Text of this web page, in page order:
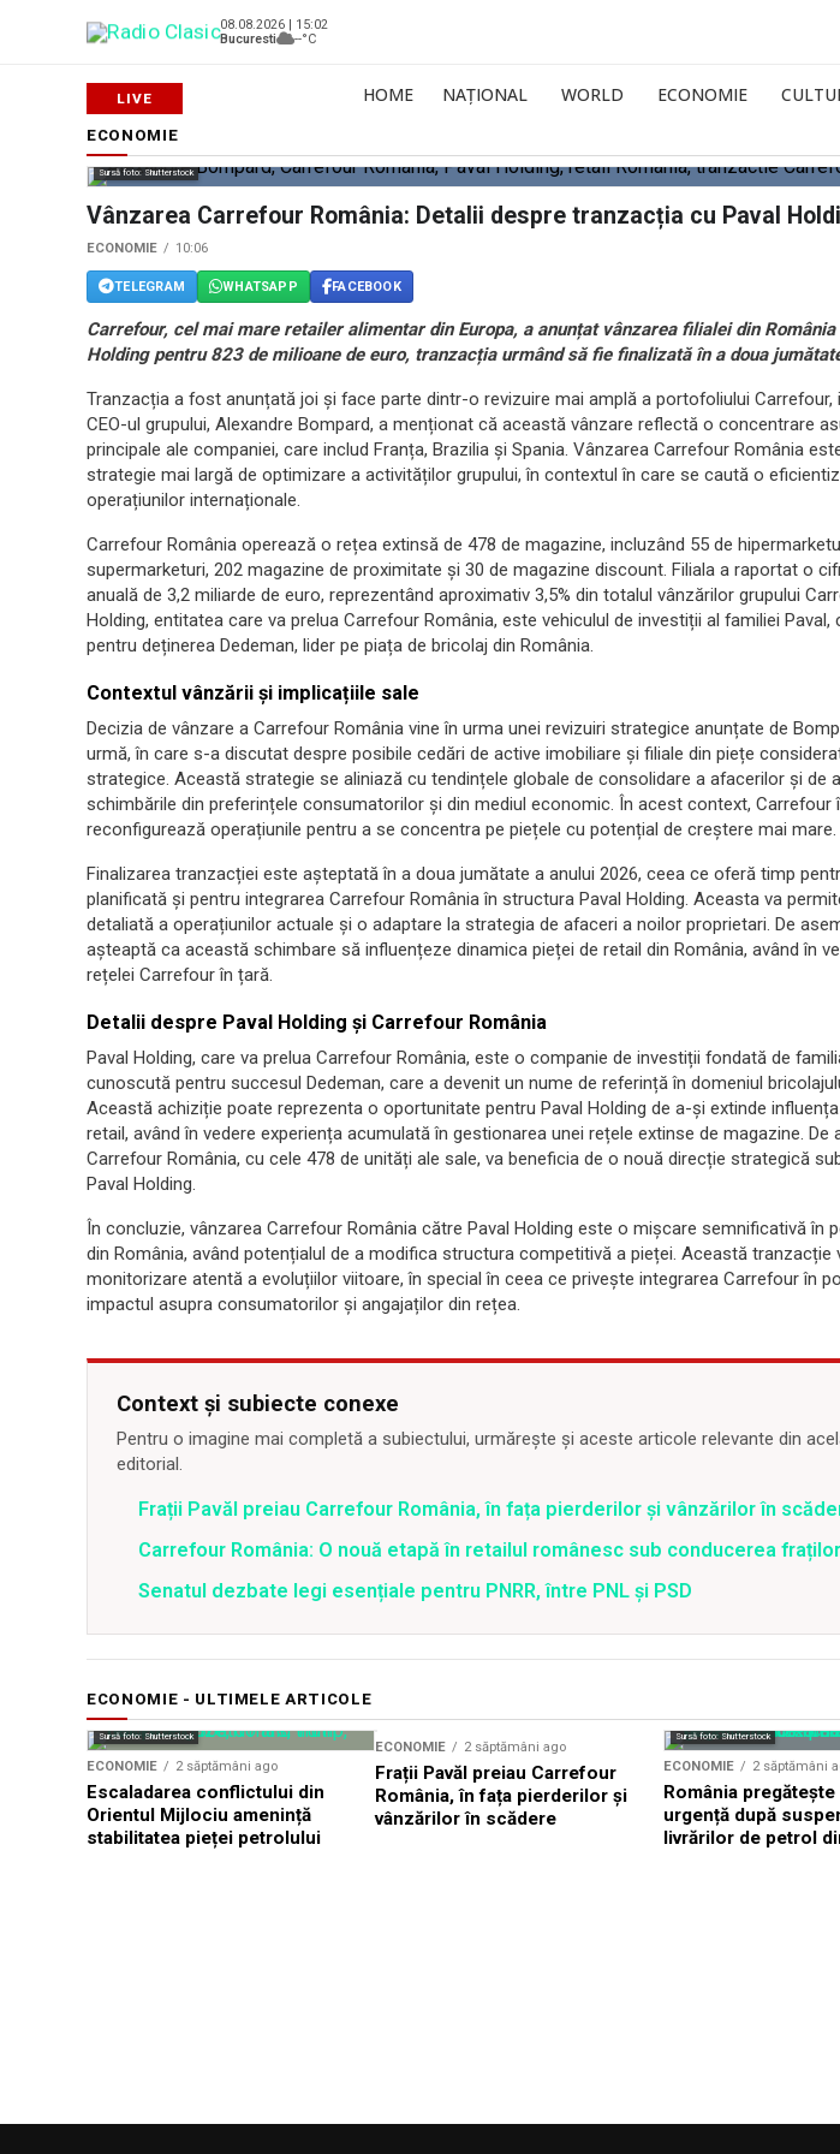
08.08.2026 | 15:02
Bucuresti
--°C
HOME NAȚIONAL WORLD ECONOMIE
ECONOMIE
Sursă foto: Shutterstock
Vânzarea Carrefour România: Detalii despre tranzacția cu Paval
ECONOMIE 10:06
TELEGRAM WHATSAPP FACEBOOK
Carrefour, cel mai mare retailer alimentar din Europa, a anunțat vânzarea filialei din
Holding pentru 823 de milioane de euro, tranzacția urmând să fie finalizată în a doua
Tranzacția a fost anunțată joi și face parte dintr-o revizuire mai amplă a portofoliului Carrefour,
CEO-ul grupului, Alexandre Bompard, a menționat că această vânzare reflectă o concentrare
principale ale companiei, care includ Franța, Brazilia și Spania. Vânzarea Carrefour România
strategie mai largă de optimizare a activităților grupului, în contextul în care se caută o
operațiunilor internaționale.
Carrefour România operează o rețea extinsă de 478 de magazine, incluzând 55 de
supermarketuri, 202 magazine de proximitate și 30 de magazine discount. Filiala a raportat o
anuală de 3,2 miliarde de euro, reprezentând aproximativ 3,5% din totalul vânzărilor grupului
Holding, entitatea care va prelua Carrefour România, este vehiculul de investiții al familiei Paval,
pentru deținerea Dedeman, lider pe piața de bricolaj din România.
Contextul vânzării și implicațiile sale
Decizia de vânzare a Carrefour România vine în urma unei revizuiri strategice anunțate de
urmă, în care s-a discutat despre posibile cedări de active imobiliare și filiale din piețe
strategice. Această strategie se aliniază cu tendințele globale de consolidare a afacerilor și de
schimbările din preferințele consumatorilor și din mediul economic. În acest context, Carrefour
reconfigurează operațiunile pentru a se concentra pe piețele cu potențial de creștere mai mare.
Finalizarea tranzacției este așteptată în a doua jumătate a anului 2026, ceea ce oferă timp
planificată și pentru integrarea Carrefour România în structura Paval Holding. Aceasta va
detaliată a operațiunilor actuale și o adaptare la strategia de afaceri a noilor proprietari. De
așteaptă ca această schimbare să influențeze dinamica pieței de retail din România, având în
rețelei Carrefour în țară.
Detalii despre Paval Holding și Carrefour România
Paval Holding, care va prelua Carrefour România, este o companie de investiții fondată de
cunoscută pentru succesul Dedeman, care a devenit un nume de referință în domeniul
Această achiziție poate reprezenta o oportunitate pentru Paval Holding de a-și extinde
retail, având în vedere experiența acumulată în gestionarea unei rețele extinse de magazine. De
Carrefour România, cu cele 478 de unități ale sale, va beneficia de o nouă direcție strategică
Paval Holding.
În concluzie, vânzarea Carrefour România către Paval Holding este o mișcare semnificativă în
din România, având potențialul de a modifica structura competitivă a pieței. Această tranzacție
monitorizare atentă a evoluțiilor viitoare, în special în ceea ce privește integrarea Carrefour în
impactul asupra consumatorilor și angajaților din rețea.
Context și subiecte conexe
Pentru o imagine mai completă a subiectului, urmărește și aceste articole relevante din
editorial.
Frații Pavăl preiau Carrefour România, în fața pierderilor și vânzărilor în
Carrefour România: O nouă etapă în retailul românesc sub conducerea
Senatul dezbate legi esențiale pentru PNRR, între PNL și PSD
ECONOMIE - ULTIMELE ARTICOLE
Sursă foto: Shutterstock
ECONOMIE 2 săptămâni ago
Escaladarea conflictului din
Orientul Mijlociu amenință
stabilitatea pieței petrolului
ECONOMIE 2 săptămâni ago
Frații Pavăl preiau Carrefour
România, în fața pierderilor și
vânzărilor în scădere
Sursă foto: Shutterstock
ECONOMIE 2 săptămâni
România
urgență după
livrărilor de petrol